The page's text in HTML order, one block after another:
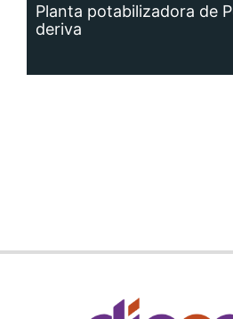
Planta potabilizadora de
deriva